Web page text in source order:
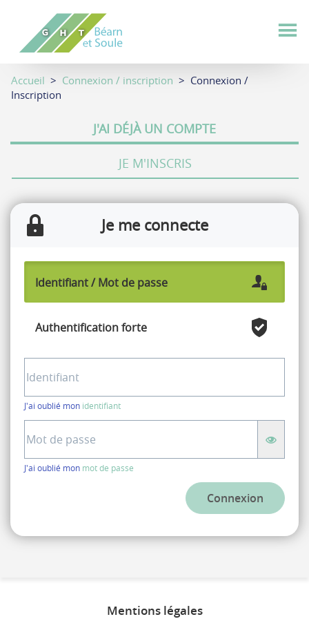
contenu
principal
Accueil > Connexion / inscription > Connexion /
Inscription
J'AI DÉJÀ UN COMPTE
JE M'INSCRIS
Je me connecte
Identifiant / Mot de passe
Authentification forte
J'ai oublié mon identifiant
passe
J'ai oublié mon mot de passe
Connexion
Mentions légales